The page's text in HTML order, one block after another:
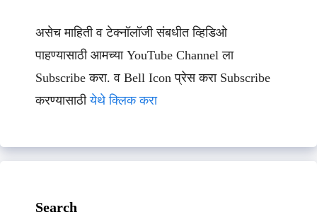
असेच माहिती व टेक्नॉलॉजी संबधीत व्हिडिओ
पाहण्यासाठी आमच्या YouTube Channel ला
Subscribe करा. व Bell Icon प्रेस करा Subscribe
करण्यासाठीयेथे क्लिक करा
Search